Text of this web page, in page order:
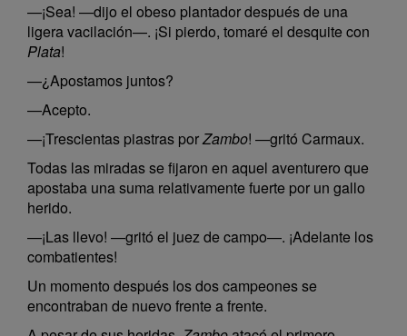
—¡Sea! —dijo el obeso plantador después de una
ligera vacilación—. ¡Si pierdo, tomaré el desquite con
Plata!
—¿Apostamos juntos?
—Acepto.
—¡Trescientas piastras porZambo! —gritó Carmaux.
Todas las miradas se fijaron en aquel aventurero que
apostaba una suma relativamente fuerte por un gallo
herido.
—¡Las llevo! —gritó el juez de campo—. ¡Adelante los
combatientes!
Un momento después los dos campeones se
encontraban de nuevo frente a frente.